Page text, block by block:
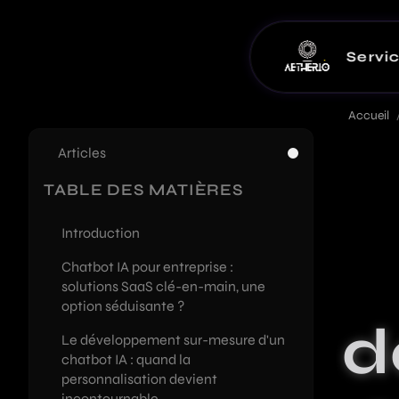
Applications Web
Solutions métier et plateformes
Sites d'entreprise, vitrines et landing
Intégration et
Audit, mise en production et
Développement IA
À propos
Mon histoire,
Notre
Guides
Guides de
Accueil
Articles
TABLE DES MATIÈRES
Introduction
Chatbot IA pour entreprise :
solutions SaaS clé-en-main, une
option séduisante ?
Le développement sur-mesure d'un
chatbot IA : quand la
personnalisation devient